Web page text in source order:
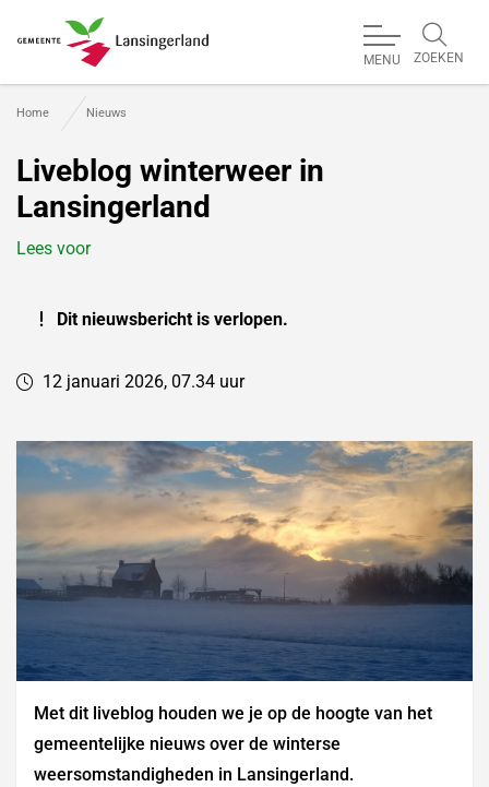
MENU ZOEKEN
Home Nieuws
Liveblog winterweer in
Lansingerland
Lees voor
Dit nieuwsbericht is verlopen.
12 januari 2026, 07.34 uur
Met dit liveblog houden we je op de hoogte van het
gemeentelijke nieuws over de winterse
weersomstandigheden in Lansingerland.